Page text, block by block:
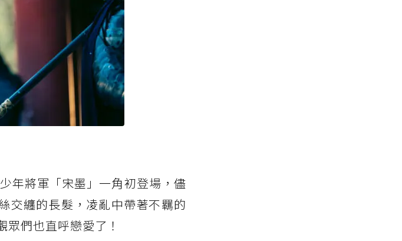
年將軍「宋墨」一角初登場，儘
交纏的長髮，凌亂中帶著不羈的
眾們也直呼戀愛了！